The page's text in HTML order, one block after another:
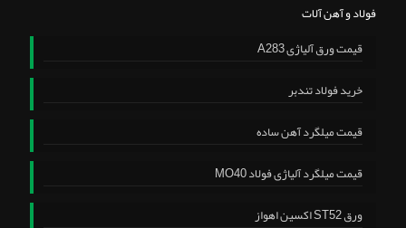
فولاد و آهن آلات
قیمت ورق آلیاژی A283
خرید فولاد تندبر
قیمت میلگرد آهن ساده
قیمت میلگرد آلیاژی فولاد MO40
ورق ST52 اکسین اهواز